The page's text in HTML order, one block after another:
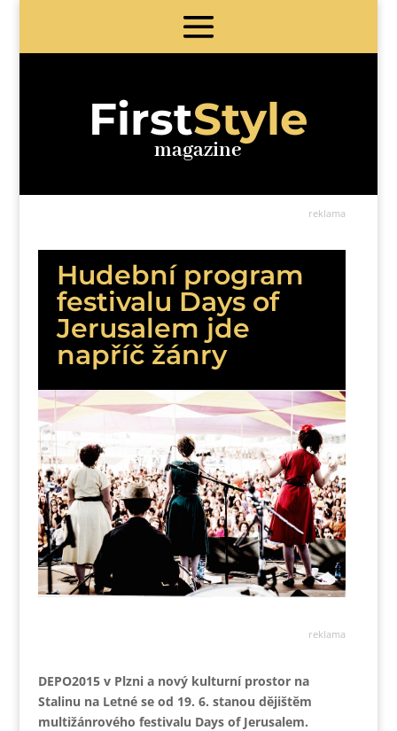
FirstStyle
magazine
reklama
Hudební program
festivalu Days of
Jerusalem jde
napříč žánry
reklama
DEPO2015 v Plzni a nový kulturní prostor na
Stalinu na Letné se od 19. 6. stanou dějištěm
multižánrového festivalu Days of Jerusalem.